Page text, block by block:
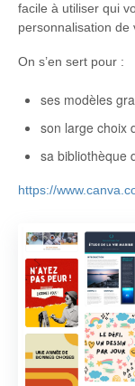
facile à utiliser qui
personnalisation de
On s’en sert pour :
ses modèles
son large choix
sa bibliothèque
https://